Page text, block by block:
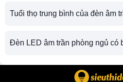
Tuổi thọ trung bình của đèn âm
Đèn LED âm trần phòng ngủ có